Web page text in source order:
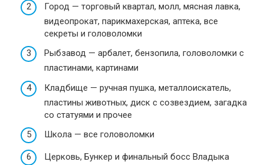
Город — торговый квартал, молл, мясная лавка,
видеопрокат, парикмахерская, аптека, все
секреты и головоломки
Рыбзавод — арбалет, бензопила, головоломки с
пластинами, картинами
Кладбище — ручная пушка, металлоискатель,
пластины животных, диск с созвездием, загадка
со статуями и прочее
Школа — все головоломки
Церковь, Бункер и финальный босс Владыка